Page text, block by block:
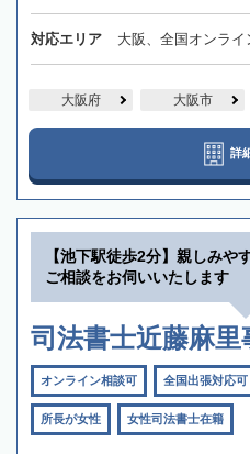
対応エリア 大阪、全国オンライ
大阪府 大阪市
詳
【池下駅徒歩2分】親しみや
ご相談をお伺いいたします
司法書士近藤麻里
オンライン相談可 全国出張対応可
所長が女性 女性司法書士在籍